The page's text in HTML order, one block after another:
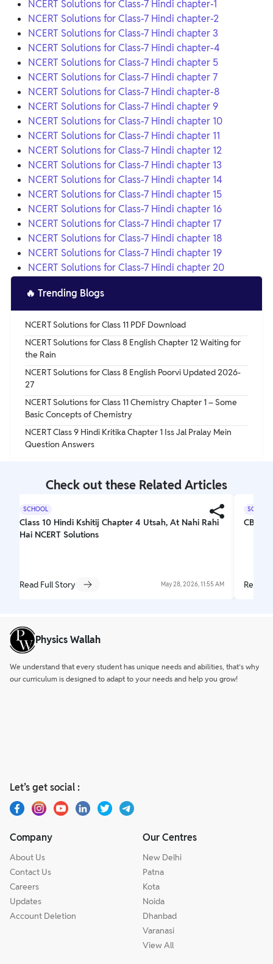
NCERT Solutions for Class-7 Hindi chapter-1
NCERT Solutions for Class-7 Hindi chapter-2
NCERT Solutions for Class-7 Hindi chapter 3
NCERT Solutions for Class-7 Hindi chapter-4
NCERT Solutions for Class-7 Hindi chapter 5
NCERT Solutions for Class-7 Hindi chapter 7
NCERT Solutions for Class-7 Hindi chapter-8
NCERT Solutions for Class-7 Hindi chapter 9
NCERT Solutions for Class-7 Hindi chapter 10
NCERT Solutions for Class-7 Hindi chapter 11
NCERT Solutions for Class-7 Hindi chapter 12
NCERT Solutions for Class-7 Hindi chapter 13
NCERT Solutions for Class-7 Hindi chapter 14
NCERT Solutions for Class-7 Hindi chapter 15
NCERT Solutions for Class-7 Hindi chapter 16
NCERT Solutions for Class-7 Hindi chapter 17
NCERT Solutions for Class-7 Hindi chapter 18
NCERT Solutions for Class-7 Hindi chapter 19
NCERT Solutions for Class-7 Hindi chapter 20
🔥 Trending Blogs
NCERT Solutions for Class 11 PDF Download
NCERT Solutions for Class 8 English Chapter 12 Waiting for
the Rain
NCERT Solutions for Class 8 English Poorvi Updated 2026-
27
NCERT Solutions for Class 11 Chemistry Chapter 1 – Some
Basic Concepts of Chemistry
NCERT Class 9 Hindi Kritika Chapter 1 Iss Jal Pralay Mein
Question Answers
Check out these Related Articles
SCHOOL
Class 10 Hindi Kshitij Chapter 4 Utsah, At Nahi Rahi
Hai NCERT Solutions
Read Full Story May 28, 2026, 11:55 AM
SCHOOL
CBSE
Read
Physics Wallah
We understand that every student has unique needs and abilities, that’s why
our curriculum is designed to adapt to your needs and help you grow!
Let’s get social :
Company
About Us
Contact Us
Careers
Updates
Account Deletion
Our Centres
New Delhi
Patna
Kota
Noida
Dhanbad
Varanasi
View All